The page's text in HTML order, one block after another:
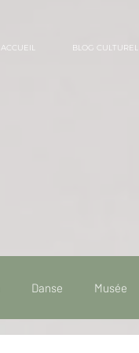
ACCUEIL BLOG CULTUREL
Danse Musée